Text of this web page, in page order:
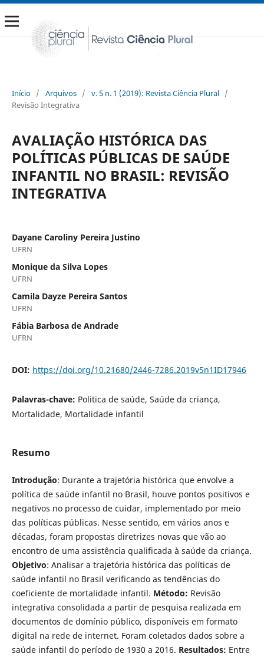
Início / Arquivos / v. 5 n. 1 (2019): Revista Ciência Plural /
Revisão Integrativa
AVALIAÇÃO HISTÓRICA DAS
POLÍTICAS PÚBLICAS DE SAÚDE
INFANTIL NO BRASIL: REVISÃO
INTEGRATIVA
Dayane Caroliny Pereira Justino
UFRN
Monique da Silva Lopes
UFRN
Camila Dayze Pereira Santos
UFRN
Fábia Barbosa de Andrade
UFRN
DOI: https://doi.org/10.21680/2446-7286.2019v5n1ID17946
Palavras-chave: Politica de saúde, Saúde da criança,
Mortalidade, Mortalidade infantil
Resumo
Introdução: Durante a trajetória histórica que envolve a
política de saúde infantil no Brasil, houve pontos positivos e
negativos no processo de cuidar, implementado por meio
das políticas públicas. Nesse sentido, em vários anos e
décadas, foram propostas diretrizes novas que vão ao
encontro de uma assistência qualificada à saúde da criança.
Objetivo: Analisar a trajetória histórica das políticas de
saúde infantil no Brasil verificando as tendências do
coeficiente de mortalidade infantil. Método: Revisão
integrativa consolidada a partir de pesquisa realizada em
documentos de domínio público, disponíveis em formato
digital na rede de internet. Foram coletados dados sobre a
saúde infantil do período de 1930 a 2016. Resultados: Entre